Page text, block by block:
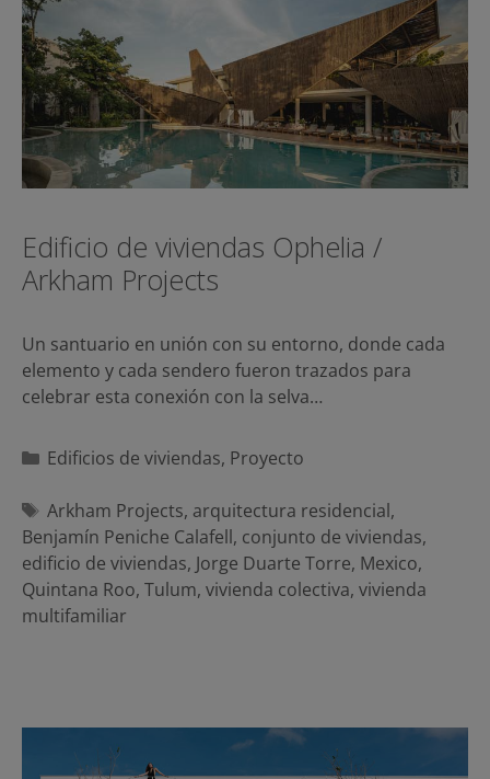
Edificio de viviendas Ophelia /
Arkham Projects
Un santuario en unión con su entorno, donde cada
elemento y cada sendero fueron trazados para
celebrar esta conexión con la selva…
Categorías
Edificios de viviendas, Proyecto
Etiquetas
Arkham Projects, arquitectura residencial,
Benjamín Peniche Calafell, conjunto de viviendas,
edificio de viviendas, Jorge Duarte Torre, Mexico,
Quintana Roo, Tulum, vivienda colectiva, vivienda
multifamiliar